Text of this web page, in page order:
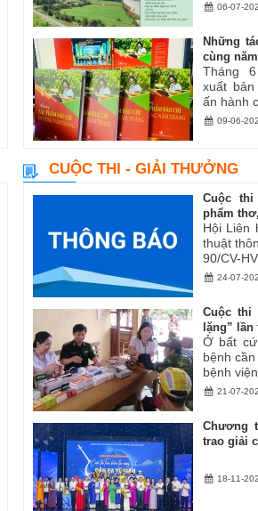
06-07-
Những
cùng
Tháng
xuất
ấn hành
09-06-
CUỘC THI - GIẢI THƯỞNG
Cuộc
phẩm
Hội Liên
thuật
90/CV-
24-07-
Cuộc thi
lặng”
Ở bất
bệnh
bệnh
21-07-
Chương
trao giải
18-11-